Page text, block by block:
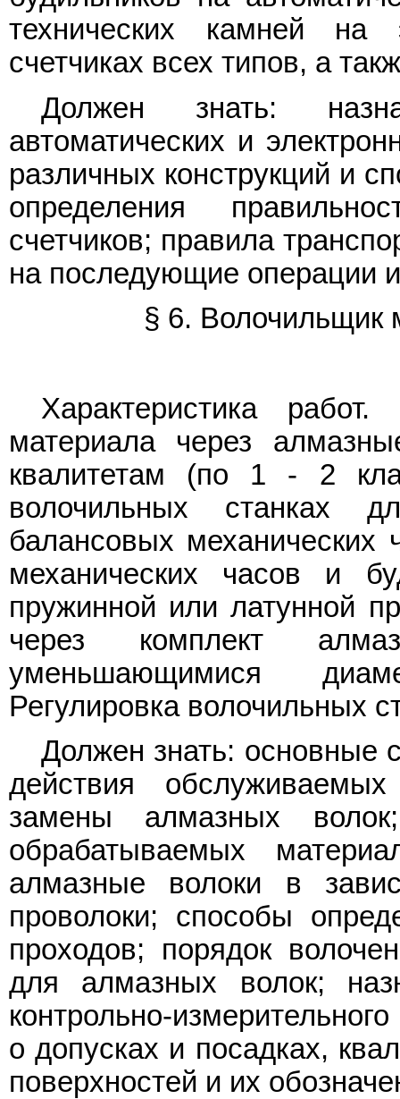
технических камней на
счетчиках всех типов, а
Должен знать:
автоматических и
различных конструкций и
определения
счетчиков; правила
на последующие операции
§ 6. Волочильщик
Характеристика
материала через
квалитетам (по 1 - 2
волочильных станках
балансовых механических
механических часов и
пружинной или латунной
через комплект
уменьшающимися
Регулировка волочильных
Должен знать: основные
действия
замены алмазных
обрабатываемых
алмазные волоки в
проволоки; способы
проходов; порядок
для алмазных волок;
контрольно-
о допусках и посадках,
поверхностей и их